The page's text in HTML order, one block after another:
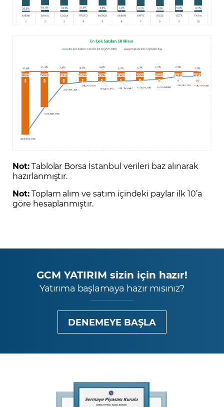
Not:Tablolar Borsa İstanbul verileri baz alınarak
hazırlanmıştır.
Not:Toplam alım ve satım içindeki paylar ilk 10’a
göre hesaplanmıştır.
GCM YATIRIM sizin için hazır!
Yatırıma başlamaya hazır mısınız?
DENEMEYE BAŞLA